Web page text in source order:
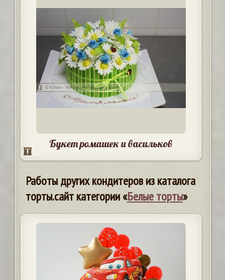
Букет ромашек и васильков
Работы других кондитеров из каталога
торты.сайт категории «Белые торты»